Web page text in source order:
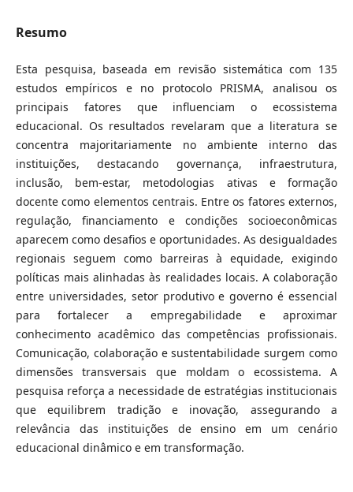
Resumo
Esta pesquisa, baseada em revisão sistemática com 135
estudos empíricos e no protocolo PRISMA, analisou os
principais fatores que influenciam o ecossistema
educacional. Os resultados revelaram que a literatura se
concentra majoritariamente no ambiente interno das
instituições, destacando governança, infraestrutura,
inclusão, bem-estar, metodologias ativas e formação
docente como elementos centrais. Entre os fatores externos,
regulação, financiamento e condições socioeconômicas
aparecem como desafios e oportunidades. As desigualdades
regionais seguem como barreiras à equidade, exigindo
políticas mais alinhadas às realidades locais. A colaboração
entre universidades, setor produtivo e governo é essencial
para fortalecer a empregabilidade e aproximar
conhecimento acadêmico das competências profissionais.
Comunicação, colaboração e sustentabilidade surgem como
dimensões transversais que moldam o ecossistema. A
pesquisa reforça a necessidade de estratégias institucionais
que equilibrem tradição e inovação, assegurando a
relevância das instituições de ensino em um cenário
educacional dinâmico e em transformação.